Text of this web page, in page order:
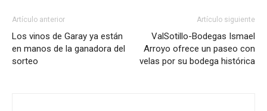
Artículo anterior
Los vinos de Garay ya están
en manos de la ganadora del
sorteo
Artículo siguiente
ValSotillo-Bodegas Ismael
Arroyo ofrece un paseo con
velas por su bodega histórica